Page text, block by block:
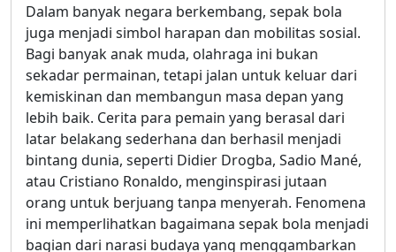
Dalam banyak negara berkembang, sepak bola
juga menjadi simbol harapan dan mobilitas sosial.
Bagi banyak anak muda, olahraga ini bukan
sekadar permainan, tetapi jalan untuk keluar dari
kemiskinan dan membangun masa depan yang
lebih baik. Cerita para pemain yang berasal dari
latar belakang sederhana dan berhasil menjadi
bintang dunia, seperti Didier Drogba, Sadio Mané,
atau Cristiano Ronaldo, menginspirasi jutaan
orang untuk berjuang tanpa menyerah. Fenomena
ini memperlihatkan bagaimana sepak bola menjadi
bagian dari narasi budaya yang menggambarkan